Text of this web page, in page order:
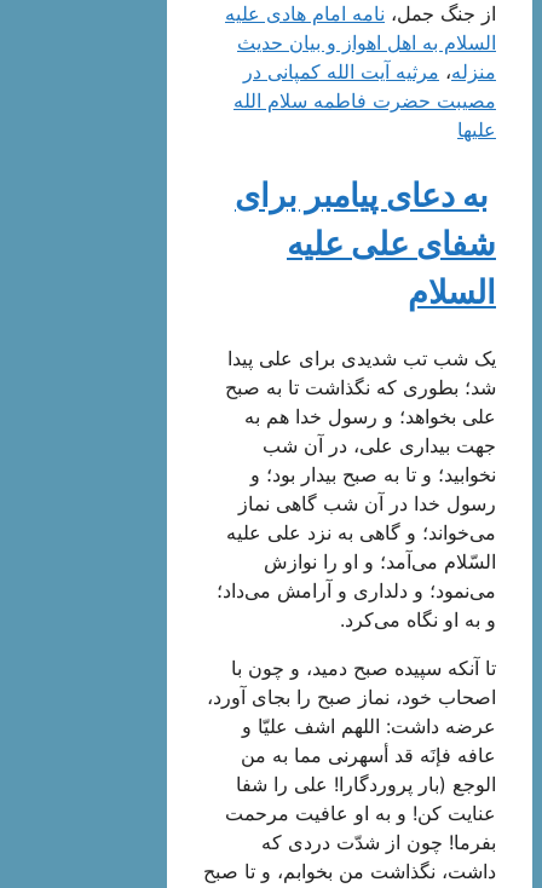
از جنگ جمل‌،نامه امام هادی علیه
السلام به اهل اهواز و بیان حدیث
منزله‌،مرثیه آیت الله کمپانی در
مصیبت حضرت فاطمه سلام الله
علیها
به دعای پیامبر برای
شفای علی علیه
السلام‌
یک شب تب شدیدی برای علی پیدا
شد؛ بطوری که نگذاشت تا به صبح
علی بخواهد؛ و رسول خدا هم به
جهت بیداری علی، در آن شب
نخوابید؛ و تا به صبح بیدار بود؛ و
رسول خدا در آن شب گاهی نماز
می‌خواند؛ و گاهی به نزد علی علیه
السّلام می‌آمد؛ و او را نوازش
می‌نمود؛ و دلداری و آرامش می‌داد؛
و به او نگاه می‌کرد.
تا آنکه سپیده صبح دمید، و چون با
اصحاب خود، نماز صبح را بجای آورد،
عرضه داشت: اللهم اشف علیّا و
عافه فإنَه قد أسهرنی مما به من
الوجع (بار پروردگارا! علی را شفا
عنایت کن! و به او عافیت مرحمت
بفرما! چون از شدّت دردی که
داشت، نگذاشت من بخوابم، و تا صبح